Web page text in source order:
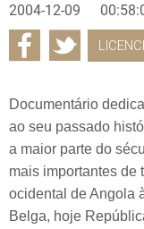
2004-12-09
Documentário
ao seu passado
a maior parte do
mais importantes de
ocidental de Angola
Belga, hoje